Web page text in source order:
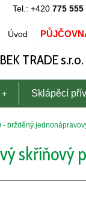
Tel.: +420 775 555
TRADE s.r.o.
Úvod
Sklápěcí
- bržděný
skříňový